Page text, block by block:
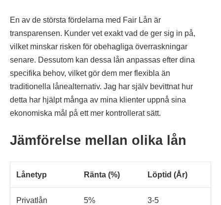
En av de största fördelarna med Fair Lån är
transparensen. Kunder vet exakt vad de ger sig in på,
vilket minskar risken för obehagliga överraskningar
senare. Dessutom kan dessa lån anpassas efter dina
specifika behov, vilket gör dem mer flexibla än
traditionella lånealternativ. Jag har själv bevittnat hur
detta har hjälpt många av mina klienter uppnå sina
ekonomiska mål på ett mer kontrollerat sätt.
Jämförelse mellan olika lån
Lånetyp Ränta (%) Löptid (År)
Privatlån 5% 3-5